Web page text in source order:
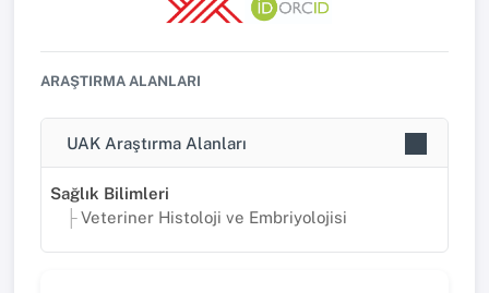
ARAŞTIRMA ALANLARI
UAK Araştırma Alanları
Sağlık Bilimleri
Veteriner Histoloji ve Embriyolojisi